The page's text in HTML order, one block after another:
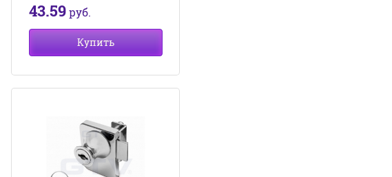
43.59 руб.
Купить